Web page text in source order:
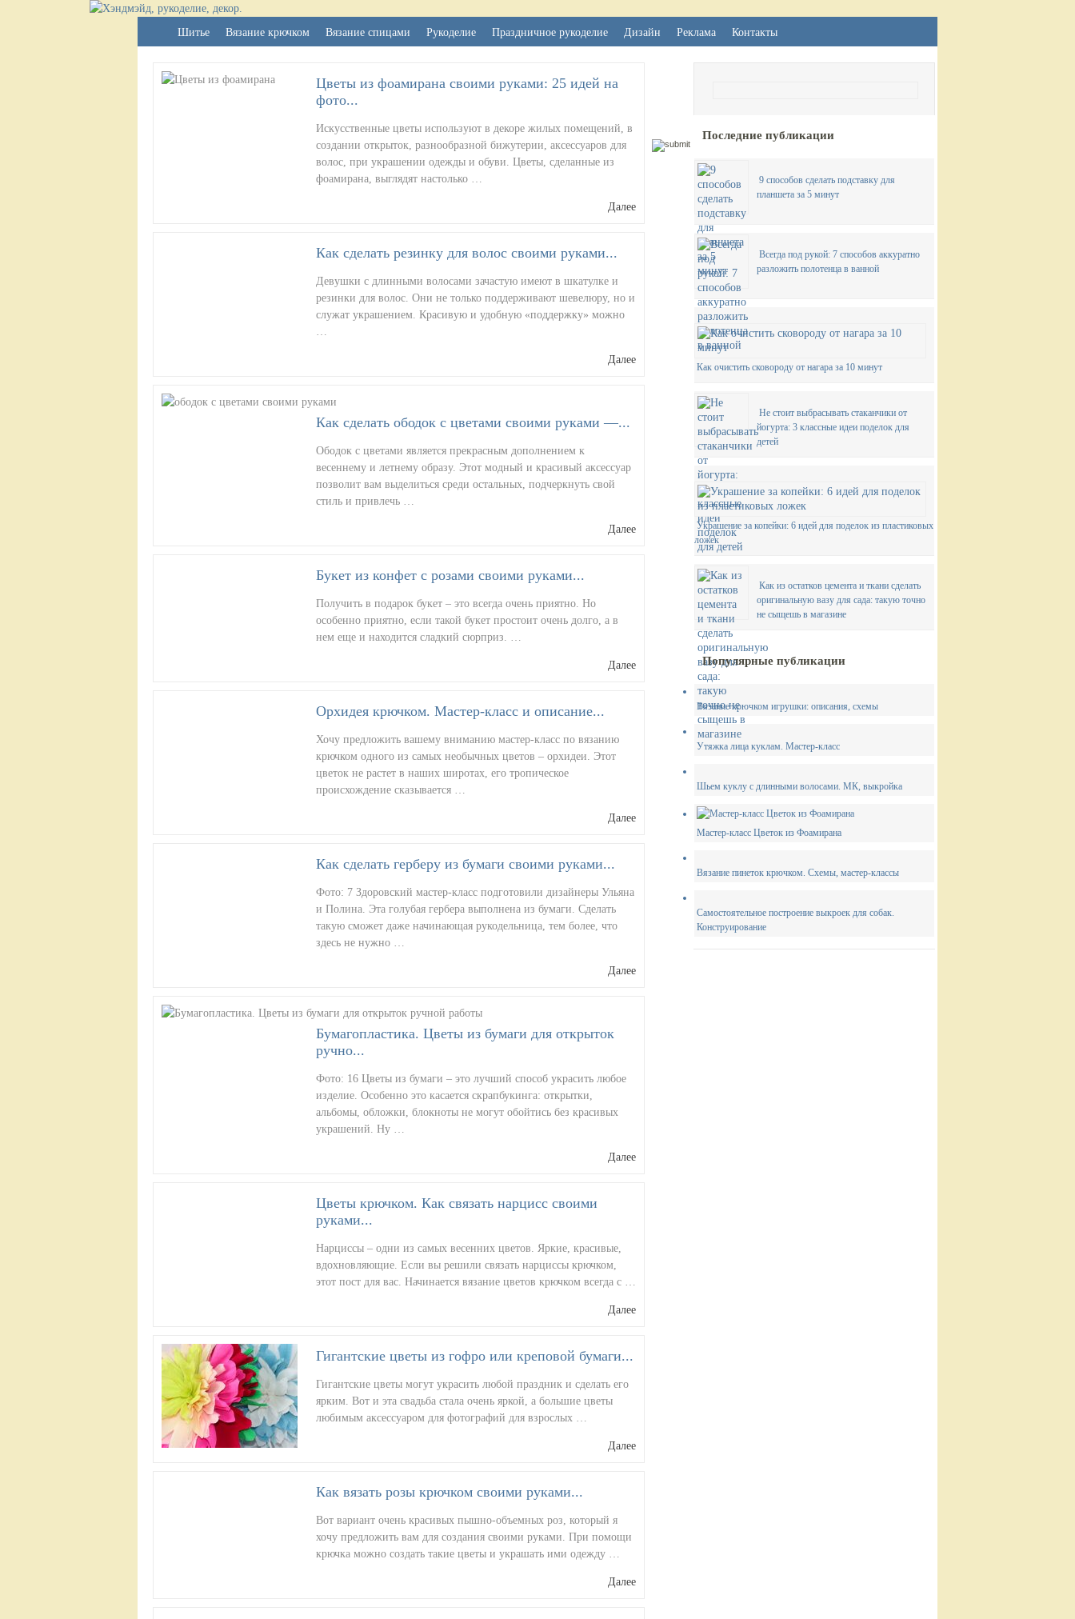
Шитье Вязание крючком Вязание спицами Рукоделие Праздничное рукоделие Дизайн Реклама Контакты
Цветы из фоамирана своими руками: 25 идей на
фото...
Искусственные цветы используют в декоре жилых помещений, в
создании открыток, разнообразной бижутерии, аксессуаров для
волос, при украшении одежды и обуви. Цветы, сделанные из
фоамирана, выглядят настолько …
Далее
Как сделать резинку для волос своими руками...
Девушки с длинными волосами зачастую имеют в шкатулке и
резинки для волос. Они не только поддерживают шевелюру, но и
служат украшением. Красивую и удобную «поддержку» можно
…
Далее
Как сделать ободок с цветами своими руками —...
Ободок с цветами является прекрасным дополнением к
весеннему и летнему образу. Этот модный и красивый аксессуар
позволит вам выделиться среди остальных, подчеркнуть свой
стиль и привлечь …
Далее
Букет из конфет с розами своими руками...
Получить в подарок букет – это всегда очень приятно. Но
особенно приятно, если такой букет простоит очень долго, а в
нем еще и находится сладкий сюрприз. …
Далее
Орхидея крючком. Мастер-класс и описание...
Хочу предложить вашему вниманию мастер-класс по вязанию
крючком одного из самых необычных цветов – орхидеи. Этот
цветок не растет в наших широтах, его тропическое
происхождение сказывается …
Далее
Как сделать герберу из бумаги своими руками...
Фото: 7 Здоровский мастер-класс подготовили дизайнеры Ульяна
и Полина. Эта голубая гербера выполнена из бумаги. Сделать
такую сможет даже начинающая рукодельница, тем более, что
здесь не нужно …
Далее
Бумагопластика. Цветы из бумаги для открыток
ручно...
Фото: 16 Цветы из бумаги – это лучший способ украсить любое
изделие. Особенно это касается скрапбукинга: открытки,
альбомы, обложки, блокноты не могут обойтись без красивых
украшений. Ну …
Далее
Цветы крючком. Как связать нарцисс своими
руками...
Нарциссы – одни из самых весенних цветов. Яркие, красивые,
вдохновляющие. Если вы решили связать нарциссы крючком,
этот пост для вас. Начинается вязание цветов крючком всегда с …
Далее
Гигантские цветы из гофро или креповой бумаги...
Гигантские цветы могут украсить любой праздник и сделать его
ярким. Вот и эта свадьба стала очень яркой, а большие цветы
любимым аксессуаром для фотографий для взрослых …
Далее
Как вязать розы крючком своими руками...
Вот вариант очень красивых пышно-объемных роз, который я
хочу предложить вам для создания своими руками. При помощи
крючка можно создать такие цветы и украшать ими одежду …
Далее
Последние публикации
9 способов сделать подставку для
планшета за 5 минут
Всегда под рукой: 7 способов аккуратно
разложить полотенца в ванной
Как очистить сковороду от нагара за 10 минут
Не стоит выбрасывать стаканчики от
йогурта: 3 классные идеи поделок для
детей
Украшение за копейки: 6 идей для поделок из пластиковых
ложек
Как из остатков цемента и ткани сделать
оригинальную вазу для сада: такую точно
не сыщешь в магазине
Популярные публикации
Вязание крючком игрушки: описания, схемы
Утяжка лица куклам. Мастер-класс
Шьем куклу с длинными волосами. МК, выкройка
Мастер-класс Цветок из Фоамирана
Вязание пинеток крючком. Схемы, мастер-классы
Самостоятельное построение выкроек для собак.
Конструирование